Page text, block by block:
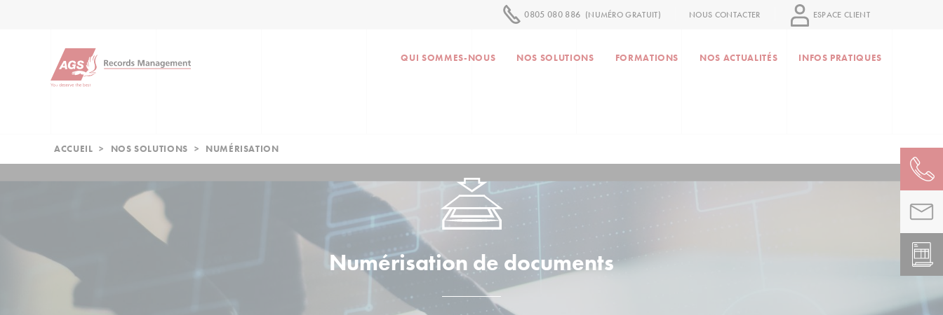
0805 080 886 (NUMÉRO GRATUIT) NOUS CONTACTER ESPACE CLIENT
QUI SOMMES-NOUS NOS SOLUTIONS FORMATIONS NOS ACTUALITÉS INFOS PRATIQUES
ACCUEIL > NOS SOLUTIONS > NUMÉRISATION
Numérisation de documents